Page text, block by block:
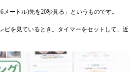
メートル)先を20秒見る」というものです。
ビを見ているとき。タイマーをセットして、